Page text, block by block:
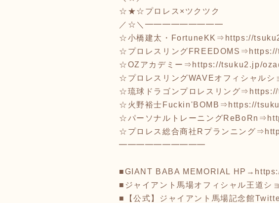
☆★☆プロレス×ツクツク
／☆＼━━━━━━━━━
☆小橋建太・FortuneKK⇒ https://
☆プロレスリングFREEDOMS⇒
☆OZアカデミー⇒ https://tsuku2.jp/
☆プロレスリングWAVEオフィシャルシ
☆琉球ドラゴンプロレスリング⇒
☆火野裕士Fuckin'BOMB⇒ https://
☆パーソナルトレーニングReBoRn⇒
☆プロレス総合商社Rプランニング⇒
━━━━━━━━━━
■GIANT BABA MEMORIAL HP→
■ジャイアント馬場オフィシャル王道シ
■【公式】ジャイアント馬場記念館